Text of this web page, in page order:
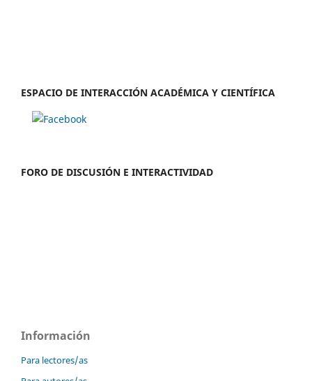
ESPACIO DE INTERACCIÓN ACADÉMICA Y CIENTÍFICA
FORO DE DISCUSIÓN E INTERACTIVIDAD
Información
Para lectores/as